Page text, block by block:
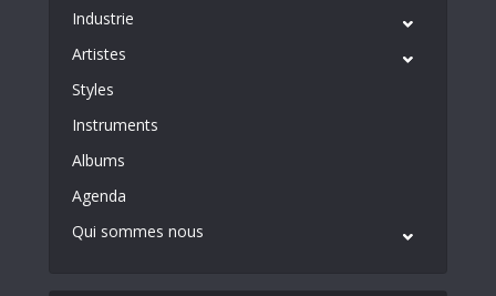
Industrie
Artistes
Styles
Instruments
Albums
Agenda
Qui sommes nous